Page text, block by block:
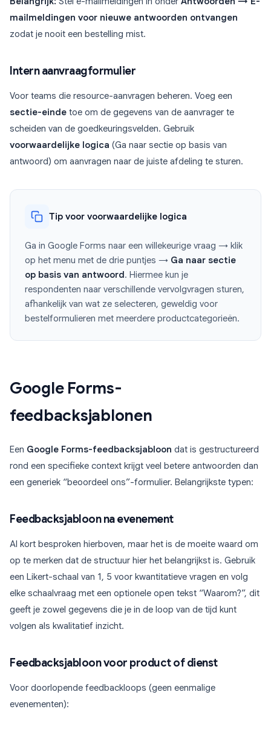
mailmeldingen voor nieuwe antwoorden ontvangen
zodat je nooit een bestelling mist.
Intern aanvraagformulier
Voor teams die resource-aanvragen beheren. Voeg een
sectie-einde toe om de gegevens van de aanvrager te
scheiden van de goedkeuringsvelden. Gebruik
voorwaardelijke logica (Ga naar sectie op basis van
antwoord) om aanvragen naar de juiste afdeling te sturen.
Tip voor voorwaardelijke logica
Ga in Google Forms naar een willekeurige vraag → klik
op het menu met de drie puntjes → Ga naar sectie
op basis van antwoord . Hiermee kun je
respondenten naar verschillende vervolgvragen sturen,
afhankelijk van wat ze selecteren, geweldig voor
bestelformulieren met meerdere productcategorieën.
Google Forms-
feedbacksjablonen
Een Google Forms-feedbacksjabloon dat is gestructureerd
rond een specifieke context krijgt veel betere antwoorden dan
een generiek “beoordeel ons”-formulier. Belangrijkste typen:
Feedbacksjabloon na evenement
Al kort besproken hierboven, maar het is de moeite waard om
op te merken dat de structuur hier het belangrijkst is. Gebruik
een Likert-schaal van 1, 5 voor kwantitatieve vragen en volg
elke schaalvraag met een optionele open tekst “Waarom?”, dit
geeft je zowel gegevens die je in de loop van de tijd kunt
volgen als kwalitatief inzicht.
Feedbacksjabloon voor product of dienst
Voor doorlopende feedbackloops (geen eenmalige
evenementen):